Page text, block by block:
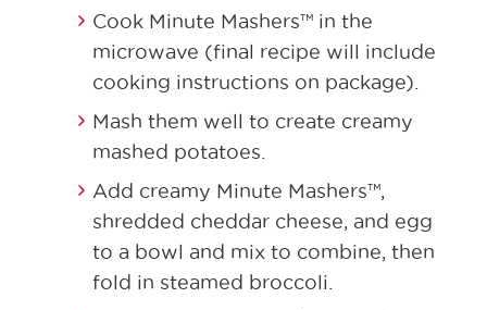
Cook Minute Mashers™ in the
microwave (final recipe will include
cooking instructions on package).
Mash them well to create creamy
mashed potatoes.
Add creamy Minute Mashers™,
shredded cheddar cheese, and egg
to a bowl and mix to combine, then
fold in steamed broccoli.